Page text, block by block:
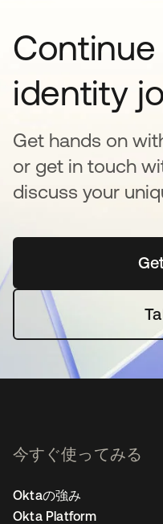
identity
Get hands on
or get in touch
discuss your
今すぐ使ってみる
Oktaの強み
Okta Platform